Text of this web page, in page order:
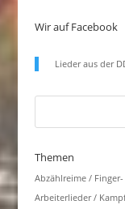
Wir auf Facebook
Lieder aus der
Themen
Abzählreime /
Arbeiterlieder /